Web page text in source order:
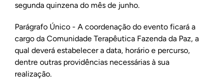
segunda quinzena do mês de junho.
Parágrafo Único - A coordenação do evento ficará a
cargo da Comunidade Terapêutica Fazenda da Paz, a
qual deverá estabelecer a data, horário e percurso,
dentre outras providências necessárias à sua
realização.